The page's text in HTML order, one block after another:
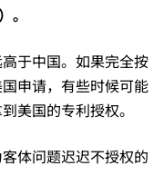
。
于中国。如果完全按
申请，有些时候可能
美国的专利授权。
体问题迟迟不授权的